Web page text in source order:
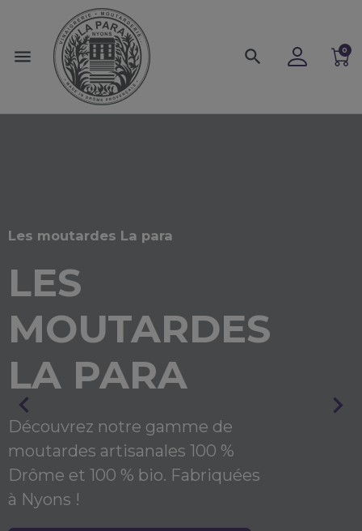
menu search 0
Les moutardes La para
LES
MOUTARDES
LA PARA
Découvrez notre gamme de
moutardes artisanales 100 %
Drôme et 100 % bio. Fabriquées
à Nyons !
 